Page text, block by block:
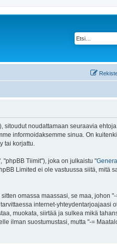
sitoudut noudattamaan seuraavia
informoidaksemme sinua. On
tai korjattu.
"phpBB Tiimit"), joka on julkaistu "
Limited ei ole vastuussa siitä, mitä
omassa maassasi, se maa, johon
internet-yhteydentarjoajaasi
muokata, siirtää ja sulkea mikä
ilman suostumustasi, mutta "-=